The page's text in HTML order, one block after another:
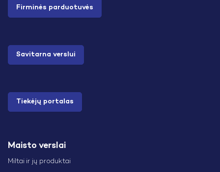
Firminės parduotuvės
Savitarna verslui
Tiekėjų portalas
Maisto verslai
Miltai ir jų produktai